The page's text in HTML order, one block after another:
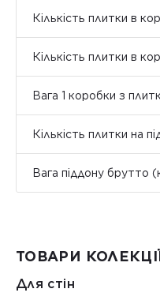
Кількість плитки в
Кількість плитки в
Вага 1 коробки з
Кількість плитки на
Вага піддону брутто
ТОВАРИ КОЛЕКЦІЇ
Для стін